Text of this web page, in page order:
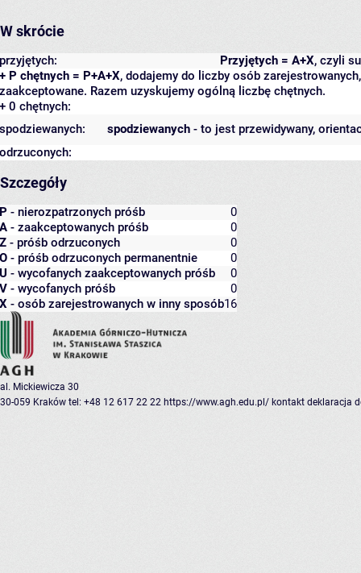
W skrócie
Przyjętych = A+X, czyli
przyjętych:
+ P chętnych = P+A+X, dodajemy do liczby osób
zaakceptowane. Razem uzyskujemy ogólną liczbę chętnych.
+ 0 chętnych:
spodziewanych - to jest przewidywany,
spodziewanych:
odrzuconych:
Szczegóły
P - nierozpatrzonych próśb
0
A - zaakceptowanych próśb
0
Z - próśb odrzuconych
0
O - próśb odrzuconych permanentnie
0
U - wycofanych zaakceptowanych próśb
0
V - wycofanych próśb
0
X - osób zarejestrowanych w inny sposób16
al. Mickiewicza 30
30-059 Kraków tel: +48 12 617 22 22 https://www.agh.edu.pl/ kontakt deklaracja